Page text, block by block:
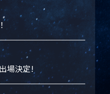
場決定!